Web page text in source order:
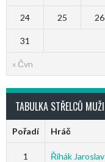
« Čvn
24 25 26
31
TABULKA STŘELCŮ MUŽI
Pořadí Hráč
1 Řihák Jaroslav